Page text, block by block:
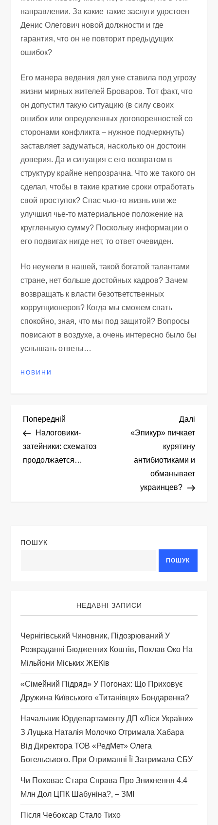
направлении. За какие такие заслуги удостоен
Денис Олегович новой должности и где
гарантия, что он не повторит предыдущих
ошибок?
Его манера ведения дел уже ставила под угрозу
жизни мирных жителей Броваров. Тот факт, что
он допустил такую ситуацию (в силу своих
ошибок или определенных договоренностей со
сторонами конфликта – нужное подчеркнуть)
заставляет задуматься, насколько он достоин
доверия. Да и ситуация с его возвратом в
структуру крайне непрозрачна. Что же такого он
сделал, чтобы в такие краткие сроки отработать
свой проступок? Спас чью-то жизнь или же
улучшил чье-то материальное положение на
кругленькую сумму? Поскольку информации о
его подвигах нигде нет, то ответ очевиден.
Но неужели в нашей, такой богатой талантами
стране, нет больше достойных кадров? Зачем
возвращать к власти безответственных
коррупционеров? Когда мы сможем спать
спокойно, зная, что мы под защитой? Вопросы
повисают в воздухе, а очень интересно было бы
услышать ответы…
НОВИНИ
Н
а
в
а
з
а
п
и
с
і
в
Попередній
запис
Попередній
Налоговики-
затейники: схематоз
продолжается…
запис
Далі
«Эпикур» пичкает
курятину
антибиотиками и
обманывает
украинцев?
ПОШУК
ПОШУК
НЕДАВНІ ЗАПИСИ
Чернігівський Чиновник, Підозрюваний У
Розкраданні Бюджетних Коштів, Поклав Око На
Мільйони Міських ЖЕКів
«Сімейний Підряд» У Погонах: Що Приховує
Дружина Київського «титанівця» Бондаренка?
Начальник Юрдепартаменту ДП «Ліси України»
З Луцька Наталія Молочко Отримала Хабара
Від Директора ТОВ «РедМет» Олега
Богельського. При Отриманні Її Затримала СБУ
Чи Поховає Стара Справа Про Зникнення 4.4
Млн Дол ЦПК Шабуніна?, – ЗМІ
Після Чебоксар Стало Тихо